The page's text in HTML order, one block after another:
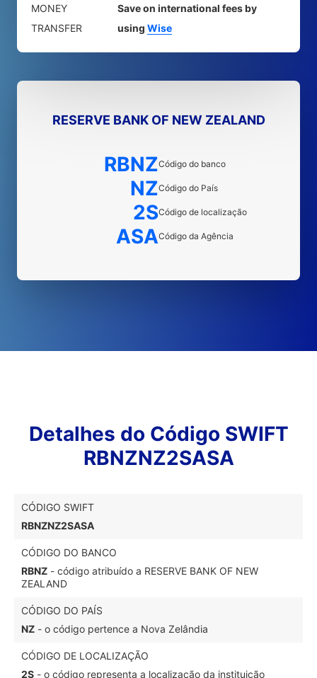
MONEY
TRANSFER
Save on international fees by
using Wise
RESERVE BANK OF NEW ZEALAND
RBNZCódigo do banco
NZCódigo do País
2SCódigo de localização
ASACódigo da Agência
Detalhes do Código SWIFT
RBNZNZ2SASA
CÓDIGO SWIFT
RBNZNZ2SASA
CÓDIGO DO BANCO
RBNZ - código atribuído a RESERVE BANK OF NEW
ZEALAND
CÓDIGO DO PAÍS
NZ - o código pertence a Nova Zelândia
CÓDIGO DE LOCALIZAÇÃO
2S - o código representa a localização da instituição